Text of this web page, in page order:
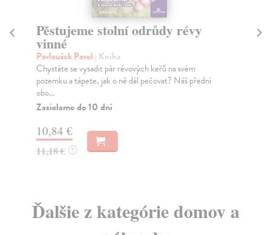
Pěstujeme stolní odrůdy révy
vinné
Pavloušek Pavel | Kniha
Chystáte se vysadit pár révových keřů na svém
pozemku a tápete, jak o ně dál pečovat? Náš přední
obo...
Zasielame do 10 dní
10,84 €
11,18 € ?
Ďalšie z kategórie domov a